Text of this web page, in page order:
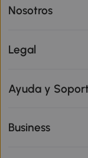
Nosotros
Legal
Ayuda y
Business